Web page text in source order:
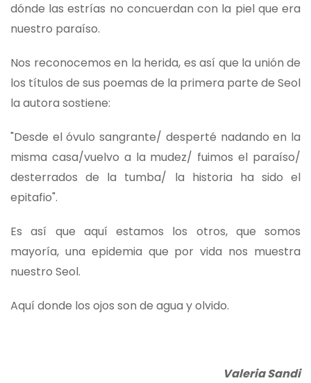
dónde las estrías no concuerdan con la piel que era
nuestro paraíso.
Nos reconocemos en la herida, es así que la unión de
los títulos de sus poemas de la primera parte de Seol
la autora sostiene:
"Desde el óvulo sangrante/ desperté nadando en la
misma casa/vuelvo a la mudez/ fuimos el paraíso/
desterrados de la tumba/ la historia ha sido el
epitafio".
Es así que aquí estamos los otros, que somos
mayoría, una epidemia que por vida nos muestra
nuestro Seol.
Aquí donde los ojos son de agua y olvido.
Valeria Sandi